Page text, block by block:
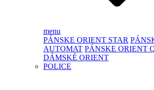
menu
PÁNSKE ORIENT STAR
AUTOMAT PÁNSKE ORIENT
DÁMSKÉ ORIENT
POLICE